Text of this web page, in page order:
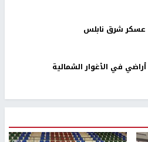
عسكر شرق نابلس
في الأغوار الشمالية